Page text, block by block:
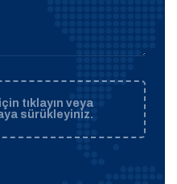
tıklayın veya
sürükleyiniz.